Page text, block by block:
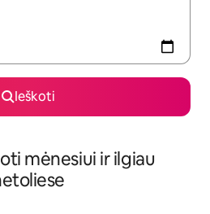
Ieškoti
mėnesiui ir ilgiau